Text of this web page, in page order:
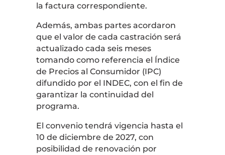
la factura correspondiente.
Además, ambas partes acordaron
que el valor de cada castración será
actualizado cada seis meses
tomando como referencia el Índice
de Precios al Consumidor (IPC)
difundido por el INDEC, con el fin de
garantizar la continuidad del
programa.
El convenio tendrá vigencia hasta el
10 de diciembre de 2027, con
posibilidad de renovación por